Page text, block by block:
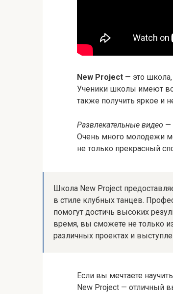
New Project — это школа,
Ученики школы имеют
также получить яркое и
Развлекательные видео —
Очень много молодежи
не только прекрасный
Школа New Project
в стиле клубных танцев.
помогут достичь высоких
время, вы сможете не только
различных проектах и
Если вы мечтаете
New Project — отличный